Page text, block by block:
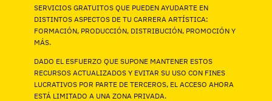
SERVICIOS GRATUITOS QUE PUEDEN AYUDARTE EN
DISTINTOS ASPECTOS DE TU CARRERA ARTÍSTICA:
FORMACIÓN, PRODUCCIÓN, DISTRIBUCIÓN, PROMOCIÓN Y
MÁS.
DADO EL ESFUERZO QUE SUPONE MANTENER ESTOS
RECURSOS ACTUALIZADOS Y EVITAR SU USO CON FINES
LUCRATIVOS POR PARTE DE TERCEROS, EL ACCESO AHORA
ESTÁ LIMITADO A UNA ZONA PRIVADA.